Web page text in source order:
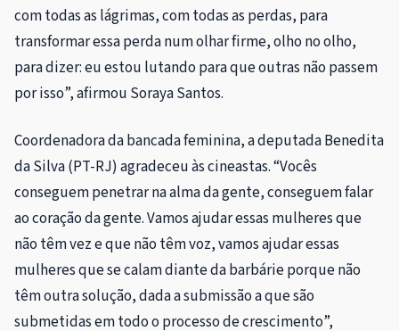
com todas as lágrimas, com todas as perdas, para
transformar essa perda num olhar firme, olho no olho,
para dizer: eu estou lutando para que outras não passem
por isso”, afirmou Soraya Santos.
Coordenadora da bancada feminina, a deputada Benedita
da Silva (PT-RJ) agradeceu às cineastas. “Vocês
conseguem penetrar na alma da gente, conseguem falar
ao coração da gente. Vamos ajudar essas mulheres que
não têm vez e que não têm voz, vamos ajudar essas
mulheres que se calam diante da barbárie porque não
têm outra solução, dada a submissão a que são
submetidas em todo o processo de crescimento”,